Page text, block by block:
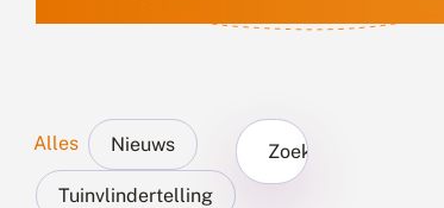
Alles Nieuws
Tuinvlindertelling
Zoek...